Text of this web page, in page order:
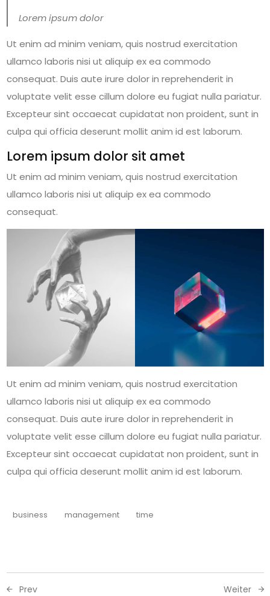
Lorem ipsum dolor
Ut enim ad minim veniam, quis nostrud exercitation
ullamco laboris nisi ut aliquip ex ea commodo
consequat. Duis aute irure dolor in reprehenderit in
voluptate velit esse cillum dolore eu fugiat nulla pariatur.
Excepteur sint occaecat cupidatat non proident, sunt in
culpa qui officia deserunt mollit anim id est laborum.
Lorem ipsum dolor sit amet
Ut enim ad minim veniam, quis nostrud exercitation
ullamco laboris nisi ut aliquip ex ea commodo
consequat.
Ut enim ad minim veniam, quis nostrud exercitation
ullamco laboris nisi ut aliquip ex ea commodo
consequat. Duis aute irure dolor in reprehenderit in
voluptate velit esse cillum dolore eu fugiat nulla pariatur.
Excepteur sint occaecat cupidatat non proident, sunt in
culpa qui officia deserunt mollit anim id est laborum.
business management time
Prev Weiter